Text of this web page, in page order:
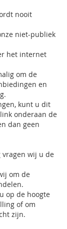
nooit
niet-publiek
het internet
om de
en
kunt u dit
onderaan de
dan geen
vragen wij u de
om de
op de hoogte
of om
zijn.